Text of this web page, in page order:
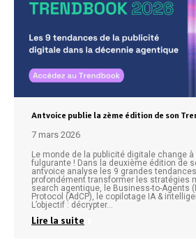
Antvoice publie la 2ème édition de son
7 mars 2026
Le monde de la publicité digitale change
fulgurante ! Dans la deuxième édition de
antvoice analyse les 9 grandes
profondément transformer les stratégies
search agentique, le Business-to-Agents
Protocol (AdCP), le copilotage IA &
L’objectif : décrypter…
Lire la suite